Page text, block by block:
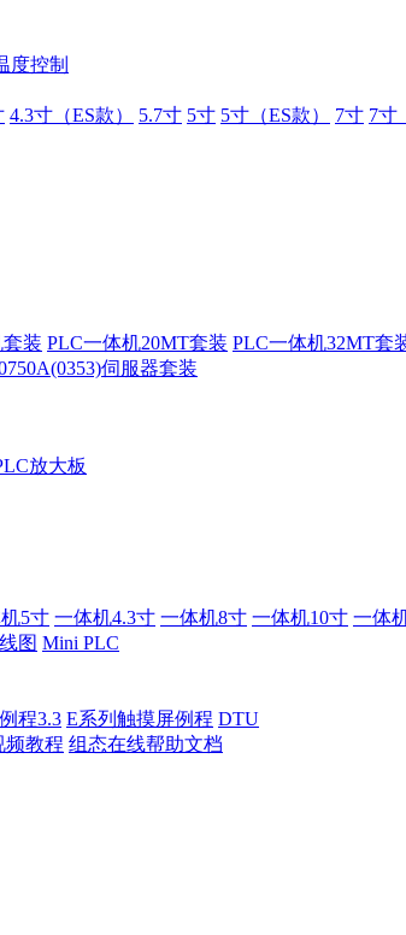
度控制
4.3寸（ES款） 5.7寸 5寸 5寸（ES款） 7寸 7寸
装 PLC一体机20MT套装 PLC一体机32MT套
伺服器套装
放大板
5寸 一体机4.3寸 一体机8寸 一体机10寸 一体
图 Mini PLC
程3.3 E系列触摸屏例程 DTU
频教程 组态在线帮助文档